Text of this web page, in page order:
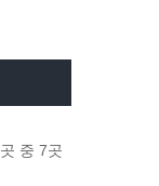
곳 중 7곳